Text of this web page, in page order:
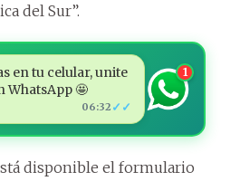
del Sur”.
en tu celular, unite
WhatsApp 🤩
06:32 ✓✓
1
disponible el formulario